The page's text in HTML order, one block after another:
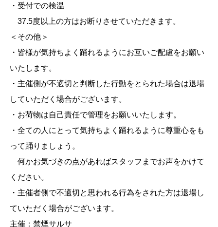
・受付での検温
37.5度以上の方はお断りさせていただきます。
＜その他＞
・皆様が気持ちよく踊れるようにお互いご配慮をお願い
いたします。
・主催側が不適切と判断した行動をとられた場合は退場
していただく場合がございます。
・お荷物は自己責任で管理をお願いいたします。
・全ての人にとって気持ちよく踊れるように尊重心をも
って踊りましょう。
何かお気づきの点があればスタッフまでお声をかけて
ください。
・主催者側で不適切と思われる行為をされた方は退場し
ていただく場合がございます。
主催：禁煙サルサ